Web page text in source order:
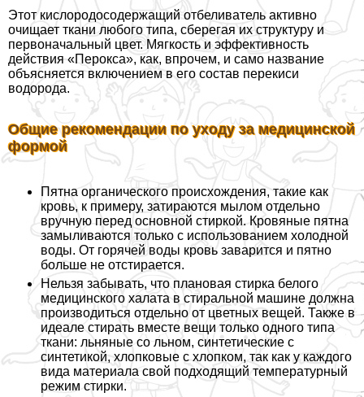
Этот кислородосодержащий отбеливатель активно
очищает ткани любого типа, сберегая их структуру и
первоначальный цвет. Мягкость и эффективность
действия «Перокса», как, впрочем, и само название
объясняется включением в его состав перекиси
водорода.
Общие рекомендации по уходу за медицинской
формой
Пятна органического происхождения, такие как
кровь, к примеру, затираются мылом отдельно
вручную перед основной стиркой. Кровяные пятна
замыливаются только с использованием холодной
воды. От горячей воды кровь заварится и пятно
больше не отстирается.
Нельзя забывать, что плановая стирка белого
медицинского халата в стиральной машине должна
производиться отдельно от цветных вещей. Также в
идеале стирать вместе вещи только одного типа
ткани: льняные со льном, синтетические с
синтетикой, хлопковые с хлопком, так как у каждого
вида материала свой подходящий температурный
режим стирки.